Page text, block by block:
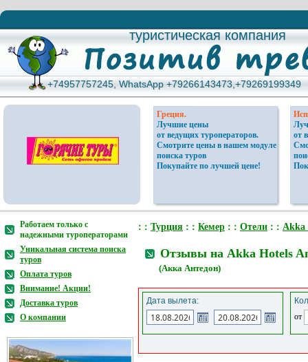
туристическая компания
туристическая компания
+74957757245, WhatsApp +79266143473,+79269199349
+74957757245, WhatsApp +79266143473,+79269199349
Греция.
Лучшие цены
от ведущих туроператоров.
Смотрите цены в нашем модуле
поиска туров
Покупайте по лучшей цене!
от
Работаем только с
надежными туроператорами
Уникальная система поиска
туров
Оплата туров
Внимание! Акции!
Доставка туров
О компании
: : Турция : : Кемер : : Отели : : Akka
Отзывы на Akka Hotels
(Акка Антедон)
Дата вылета:
от